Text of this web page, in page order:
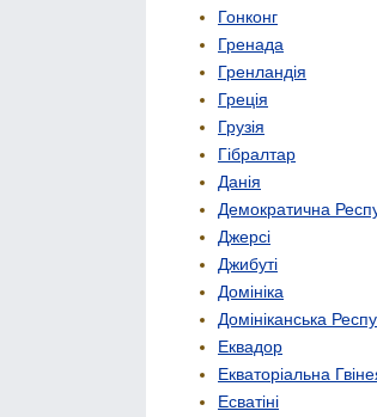
Гонконг
Гренада
Гренландія
Греція
Грузія
Гібралтар
Данія
Демократична
Джерсі
Джибуті
Домініка
Домініканська
Еквадор
Екваторіальна
Есватіні